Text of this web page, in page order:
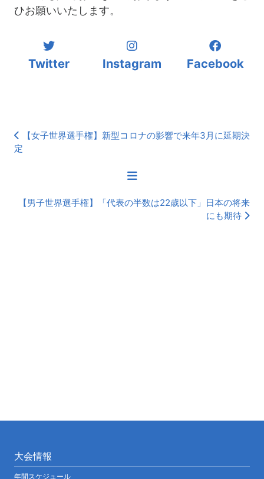
ひお願いいたします。
Twitter Instagram Facebook
【女子世界選手権】新型コロナの影響で来年3月に延期決
定
【男子世界選手権】「代表の半数は22歳以下」日本の将来
にも期待
大会情報
年間スケジュール